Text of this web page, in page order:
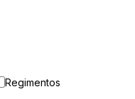
Regimentos